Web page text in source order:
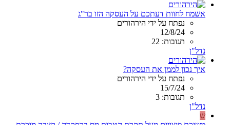
אשמח לחוות דעתכם על העסקה הזו בר"ג
נפתח על ידי הירהורים
12/8/24
תגובות: 22
נדל"ן
איך נכון לממן את העסקה?
נפתח על ידי הירהורים
15/7/24
תגובות: 3
נדל"ן
ש